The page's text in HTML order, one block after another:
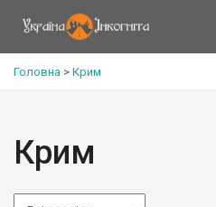
Головна > Крим
Крим